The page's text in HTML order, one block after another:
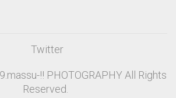
Twitter
!! PHOTOGRAPHY All Rights
Reserved.